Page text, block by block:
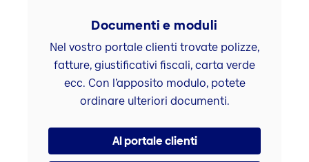
Documenti e moduli
Nel vostro portale clienti trovate polizze,
fatture, giustificativi fiscali, carta verde
ecc. Con l’apposito modulo, potete
ordinare ulteriori documenti.
Al portale clienti